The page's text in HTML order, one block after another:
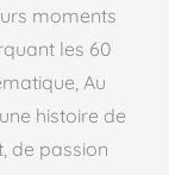
moments
les 60
Au
histoire de
de passion